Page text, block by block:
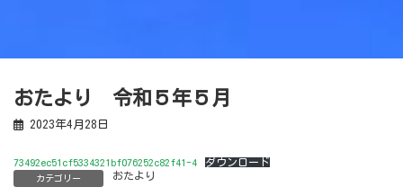
おたより 令和５年５月
2023年4月28日
73492ec51cf5334321bf076252c82f41-4 ダウンロード
カテゴリー おたより